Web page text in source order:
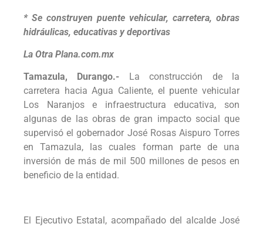
* Se construyen puente vehicular, carretera, obras
hidráulicas, educativas y deportivas
La Otra Plana.com.mx
Tamazula, Durango.- La construcción de la
carretera hacia Agua Caliente, el puente vehicular
Los Naranjos e infraestructura educativa, son
algunas de las obras de gran impacto social que
supervisó el gobernador José Rosas Aispuro Torres
en Tamazula, las cuales forman parte de una
inversión de más de mil 500 millones de pesos en
beneficio de la entidad.
El Ejecutivo Estatal, acompañado del alcalde José